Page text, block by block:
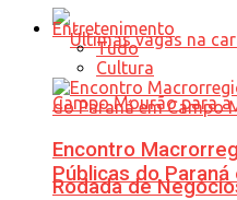
Rodada de
Entretenimento
Tudo
Cultura
Encontro
Públicas do